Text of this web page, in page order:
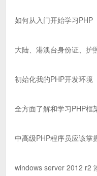
如何从入门开始学习PHP
大陆、港澳台身份证、护
初始化我的PHP开发环境
全方面了解和学习PHP框
中高级PHP程序员应该掌
windows server 2012 r2